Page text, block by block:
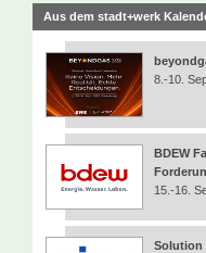
Aus dem stadt+werk
8.-10.
BDEW
15.-16.
Solution